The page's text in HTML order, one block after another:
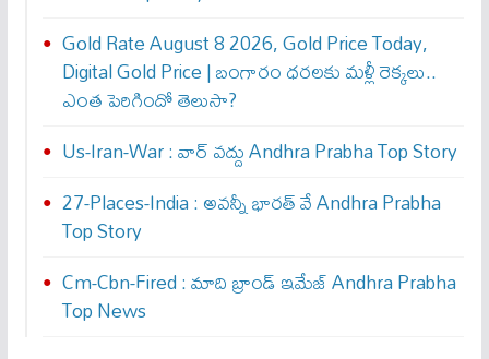
Gold Rate August 8 2026, Gold Price Today,
Digital Gold Price | బంగారం ధరలకు మళ్లీ రెక్కలు..
ఎంత పెరిగిందో తెలుసా?
Us-Iran-War : వార్ వ‌ద్దు Andhra Prabha Top Story
27-Places-India : అవ‌న్నీ భార‌త్ వే Andhra Prabha
Top Story
Cm-Cbn-Fired : మాది బ్రాండ్ ఇమేజ్ Andhra Prabha
Top News